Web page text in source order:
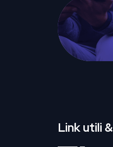
Link utili &